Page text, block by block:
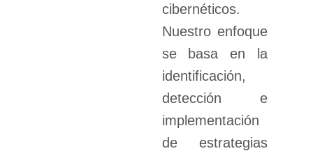
cibernéticos.
Nuestro enfoque
se basa en la
identificación,
detección e
implementación
de estrategias